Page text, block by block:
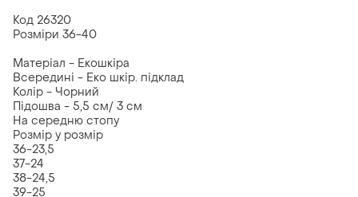
Код 26320
Розміри 36-40
Матеріал - Екошкіра
Всередині - Еко шкір. підклад
Колір - Чорний
Підошва - 5,5 см/ 3 см
На середню стопу
Розмір у розмір
36-23,5
37-24
38-24,5
39-25